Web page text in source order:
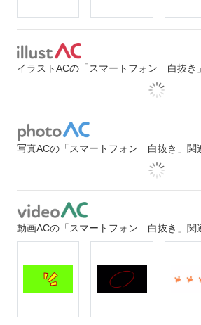
イラストACの「スマートフォン 白抜き
写真ACの「スマートフォン 白抜き」関
動画ACの「スマートフォン 白抜き」関